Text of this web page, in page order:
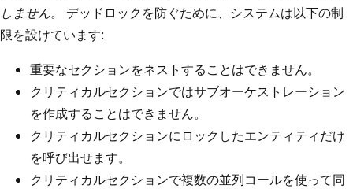
しません。 デッドロックを防ぐために、システムは以下の制
限を設けています:
重要なセクションをネストすることはできません。
クリティカルセクションではサブオーケストレーション
を作成することはできません。
クリティカルセクションにロックしたエンティティだけ
を呼び出せます。
クリティカルセクションで複数の並列コールを使って同